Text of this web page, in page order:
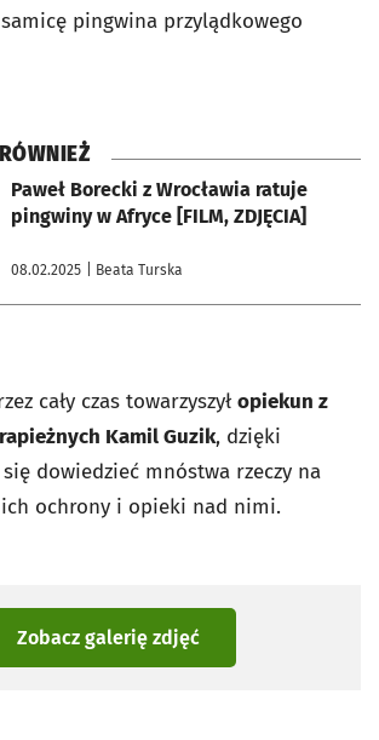
pingwina przylądkowego
Paweł Borecki z Wrocławia ratuje
pingwiny w Afryce [FILM, ZDJĘCIA]
08.02.2025 | Beata Turska
cały czas towarzyszyłopiekun z
Kamil Guzik, dzięki
dowiedzieć mnóstwa rzeczy na
ochrony i opieki nad nimi.
Zobacz galerię zdjęć